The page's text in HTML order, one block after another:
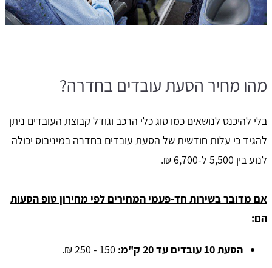
מהו מחיר הסעת עובדים בחדרה?
בלי להיכנס לנושאים כמו סוג כלי הרכב וגודל קבוצת העובדים ניתן
להגיד כי עלות חודשית של הסעת עובדים בחדרה במיניבוס יכולה
לנוע בין 5,500 ל-6,700 ₪.
אם מדובר בשירות חד-פעמי המחירים לפי מחירון טופ הסעות
הם:
הסעת 10 עובדים עד 20 ק"מ: